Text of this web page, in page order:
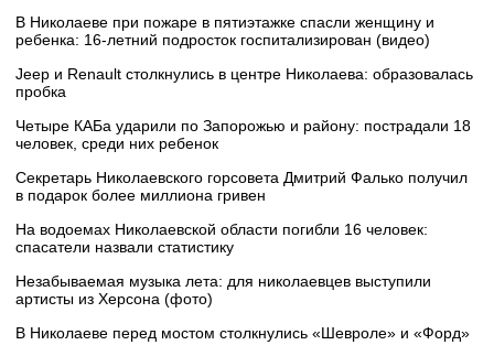
В Николаеве при пожаре в пятиэтажке спасли женщину и
ребенка: 16-летний подросток госпитализирован (видео)
Jeep и Renault столкнулись в центре Николаева: образовалась
пробка
Четыре КАБа ударили по Запорожью и району: пострадали 18
человек, среди них ребенок
Секретарь Николаевского горсовета Дмитрий Фалько получил
в подарок более миллиона гривен
На водоемах Николаевской области погибли 16 человек:
спасатели назвали статистику
Незабываемая музыка лета: для николаевцев выступили
артисты из Херсона (фото)
В Николаеве перед мостом столкнулись «Шевроле» и «Форд»